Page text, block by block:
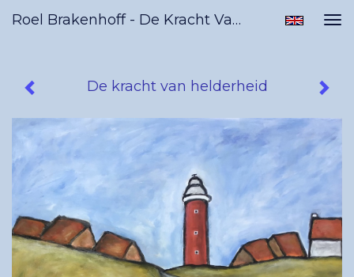
Roel Brakenhoff - De Kracht Van Helderheid
De kracht van helderheid